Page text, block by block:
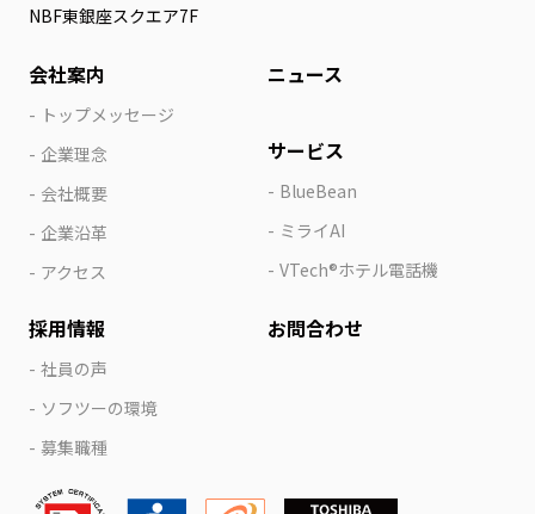
NBF東銀座スクエア7F
会社案内
トップメッセージ
企業理念
会社概要
企業沿革
アクセス
ニュース
サービス
BlueBean
ミライAI
VTech®ホテル電話機
採用情報
社員の声
ソフツーの環境
募集職種
お問合わせ